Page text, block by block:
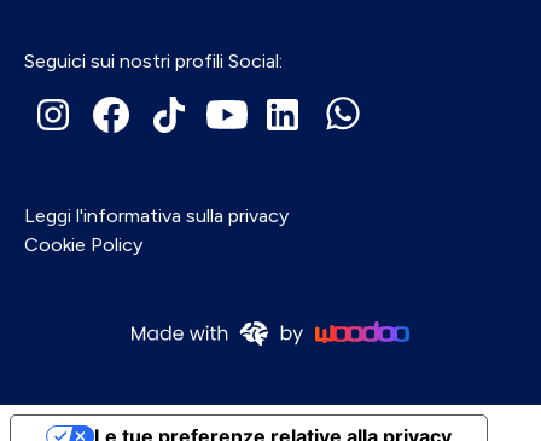
Seguici sui nostri profili Social:
Leggi l'informativa sulla privacy
Cookie Policy